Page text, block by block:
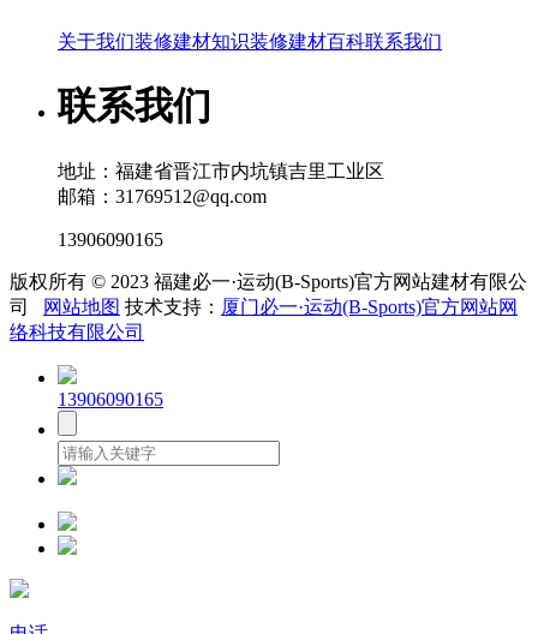
关于我们装修建材知识装修建材百科联系我们
联系我们
地址：福建省晋江市内坑镇吉里工业区
邮箱：31769512@qq.com
13906090165
版权所有 © 2023 福建必一·运动(B-Sports)官方网站建材有限公
司
网站地图 技术支持： 厦门必一·运动(B-Sports)官方网站网
络科技有限公司
13906090165